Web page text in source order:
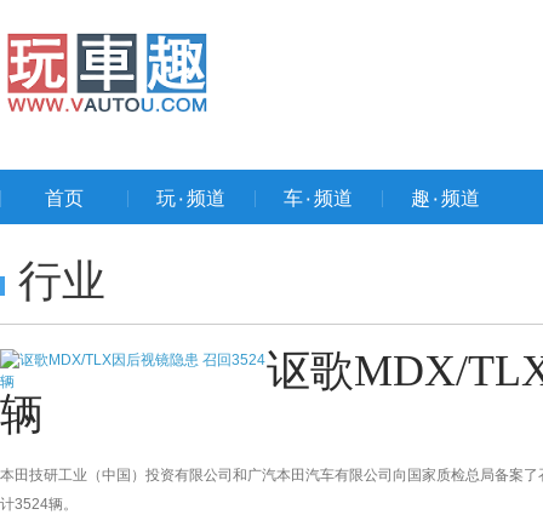
首页 玩۰频道 车۰频道 趣۰频道
行业
讴歌MDX/
辆
本田技研工业（中国）投资有限公司和广汽本田汽车有限公司向国家质检总局备案
计3524辆。